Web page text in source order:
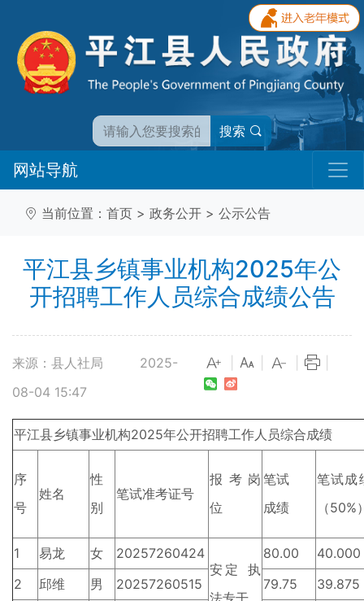
搜索
网站导航
当前位置： 首页 > 政务公开 > 公示公告
平江县乡镇事业机构2025年公
开招聘工作人员综合成绩公告
来源：县人社局
2025-
08-04 15:47
平江县乡镇事业机构2025年公开招聘工作人员综合成绩
序
号
姓名
性
别
笔试准考证号
报考岗
位
笔试
成绩
笔试成
（50%
1 易龙 女
20257260424
安定 执
法专干
80.00
40.000
2
邱维 男 20257260515 79.75
39.875